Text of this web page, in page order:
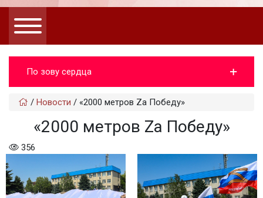
По зову сердца
/ Новости / «2000 метров Zа Победу»
«2000 метров Zа Победу»
356